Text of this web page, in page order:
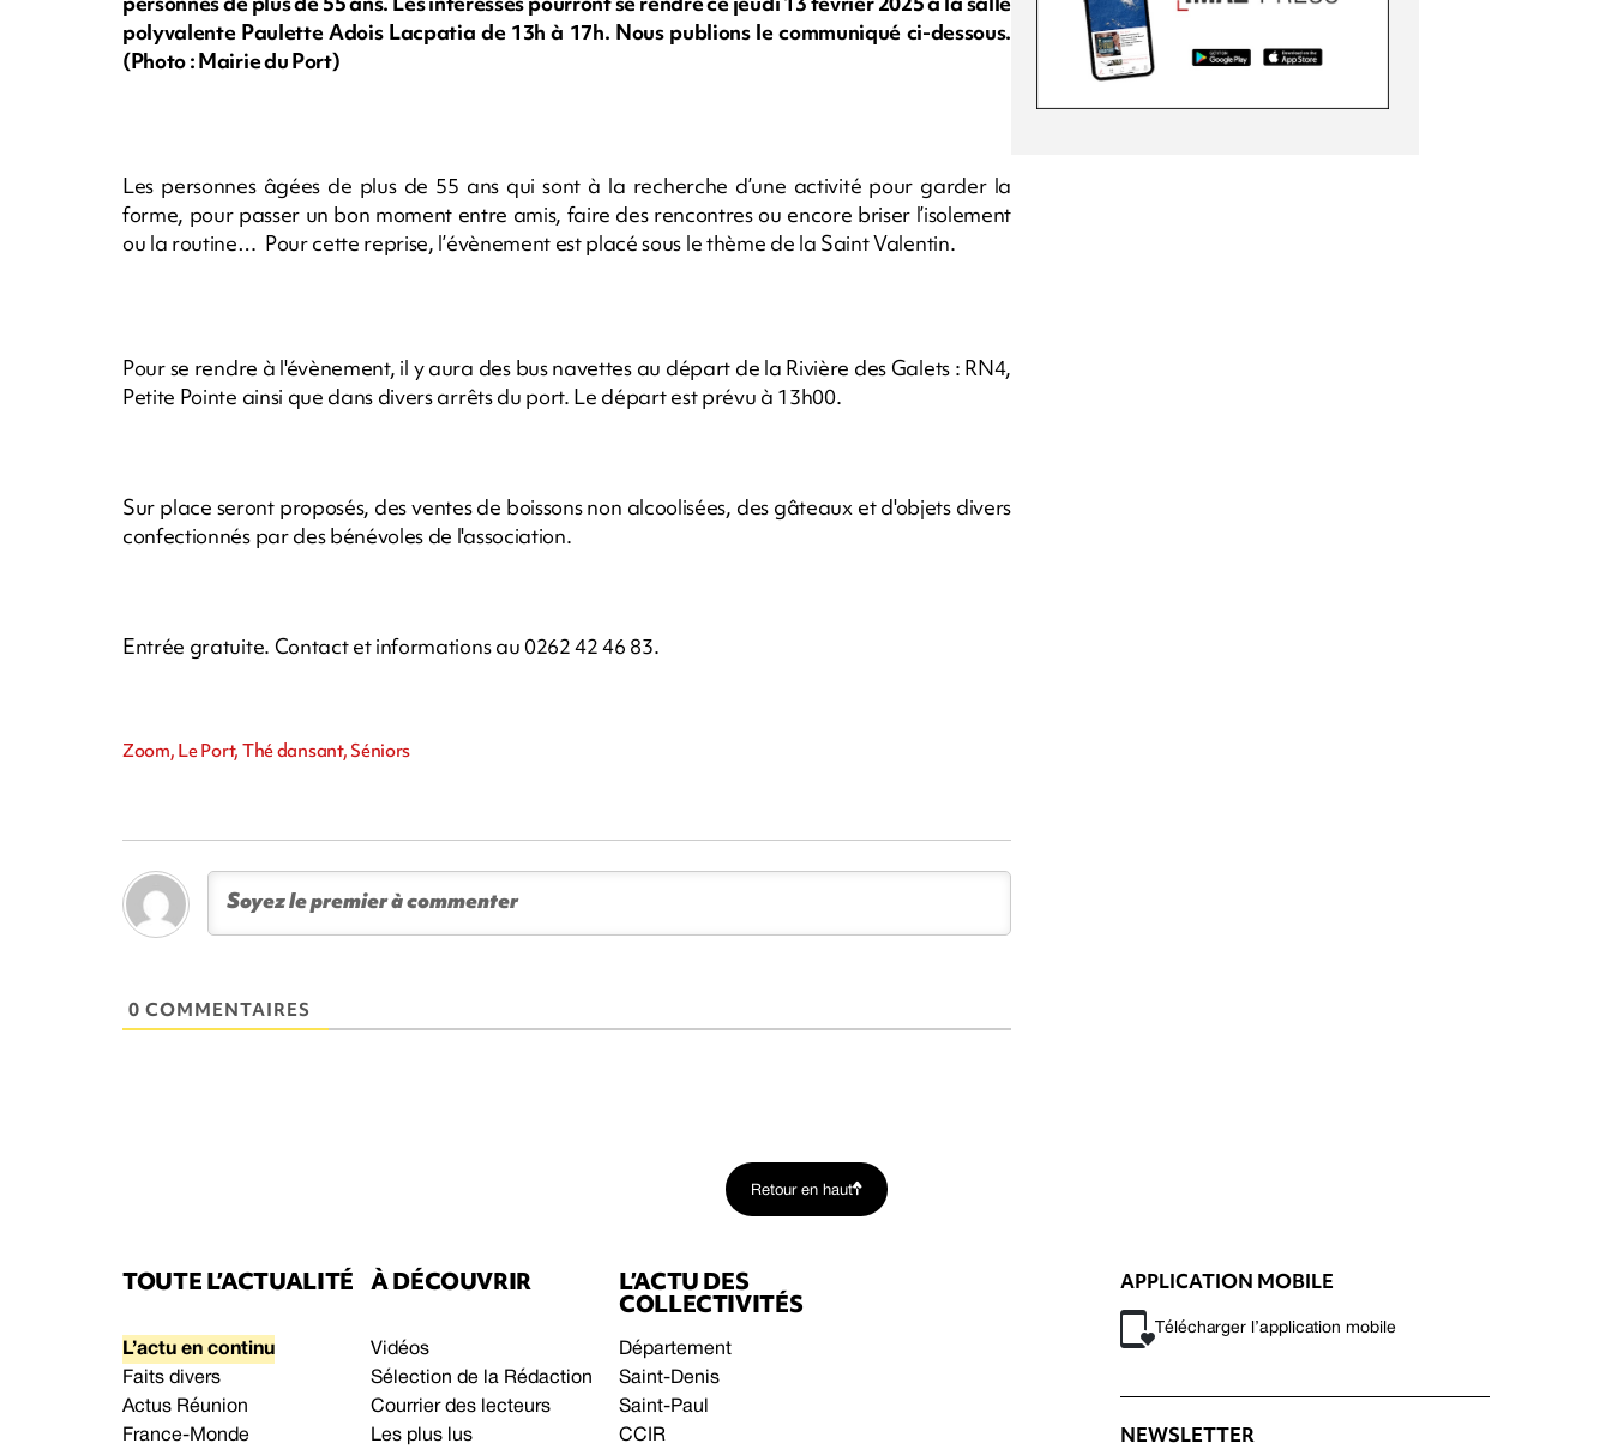
polyvalente Paulette Adois Lacpatia de 13h à 17h. Nous publions le communiqué ci-dessous.
(Photo : Mairie du Port)
Les personnes âgées de plus de 55 ans qui sont à la recherche d’une activité pour garder la
forme, pour passer un bon moment entre amis, faire des rencontres ou encore briser l’isolement
ou la routine…  Pour cette reprise, l’évènement est placé sous le thème de la Saint Valentin.
Pour se rendre à l'évènement, il y aura des bus navettes au départ de la Rivière des Galets : RN4,
Petite Pointe ainsi que dans divers arrêts du port. Le départ est prévu à 13h00.
Sur place seront proposés, des ventes de boissons non alcoolisées, des gâteaux et d'objets divers
confectionnés par des bénévoles de l'association.
Entrée gratuite. Contact et informations au 0262 42 46 83.
Zoom, Le Port, Thé dansant, Séniors
0 COMMENTAIRES
Retour en haut
TOUTE L’ACTUALITÉ
L’actu en continu
Faits divers
Actus Réunion
France-Monde
À DÉCOUVRIR
Vidéos
Sélection de la Rédaction
Courrier des lecteurs
Les plus lus
L’ACTU DES
COLLECTIVITÉS
Département
Saint-Denis
Saint-Paul
CCIR
APPLICATION MOBILE
Télécharger l’application mobile
NEWSLETTER